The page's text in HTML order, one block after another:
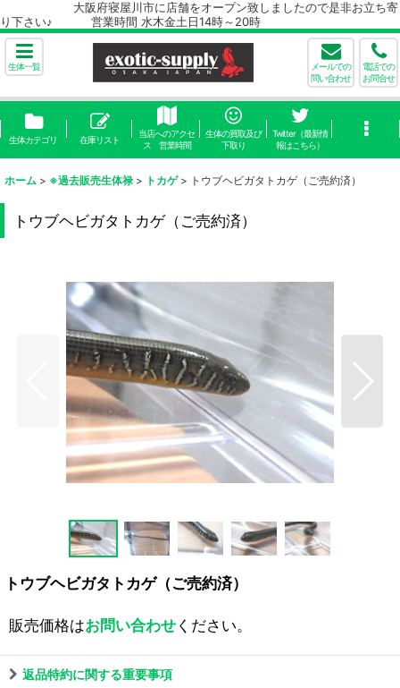
大阪府寝屋川市に店舗をオープン致しましたので是非お立ち寄
り下さい♪ 営業時間 水木金土日14時～20時
生体一覧
メールでの
問い合わせ
電話での
お問合せ
生体カテゴリ 在庫リスト
当店へのアクセ
ス 営業時間
生体の買取及び
下取り
Twitter（最新情
報はこちら）
ホーム > ※過去販売生体禄 > トカゲ > トウブヘビガタトカゲ（ご売約済）
トウブヘビガタトカゲ（ご売約済）
トウブヘビガタトカゲ（ご売約済）
販売価格はお問い合わせください。
返品特約に関する重要事項